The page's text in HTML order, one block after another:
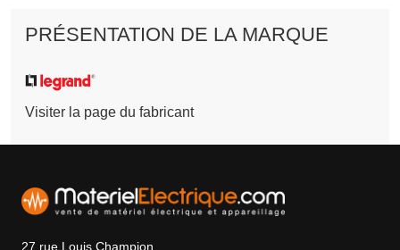
PRÉSENTATION DE LA MARQUE
Visiter la page du fabricant
27 rue Louis Champion